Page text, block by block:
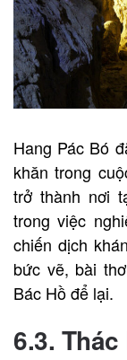
Hang Pác Bó
khăn trong
trở thành nơi
trong việc
chiến dịch
bức vẽ, bài
Bác Hồ để lại.
6.3.